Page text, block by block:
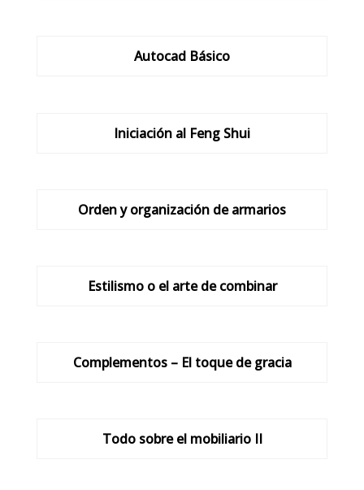
Autocad Básico
Iniciación al Feng Shui
Orden y organización de armarios
Estilismo o el arte de combinar
Complementos – El toque de gracia
Todo sobre el mobiliario II